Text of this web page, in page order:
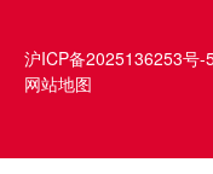
沪ICP备2025136253号-
网站地图